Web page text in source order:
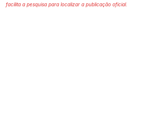
facilita a pesquisa para localizar a publicação oficial.